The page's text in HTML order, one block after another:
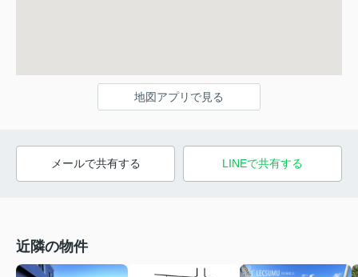
地図アプリで見る
メールで共有する LINEで共有する
近隣の物件